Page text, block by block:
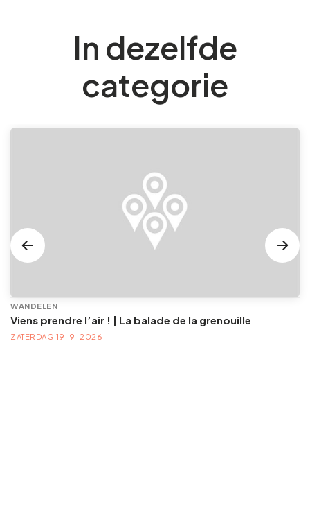
In dezelfde
categorie
WANDELEN
Viens prendre l’air ! | La balade de la grenouille
ZATERDAG 19-9-2026